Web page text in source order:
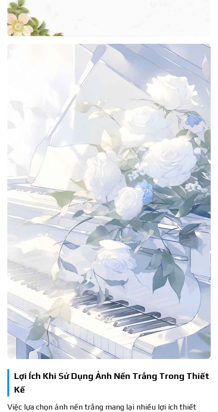
Lợi Ích Khi Sử Dụng Ảnh Nền Trắng Trong Thiết
Kế
Việc lựa chọn ảnh nền trắng mang lại nhiều lợi ích thiết